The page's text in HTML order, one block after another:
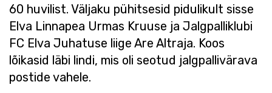
60 huvilist. Väljaku pühitsesid pidulikult sisse
Elva Linnapea Urmas Kruuse ja Jalgpalliklubi
FC Elva Juhatuse liige Are Altraja. Koos
lõikasid läbi lindi, mis oli seotud jalgpallivärava
postide vahele.